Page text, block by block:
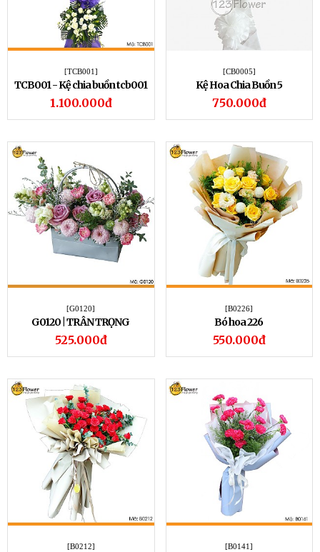
[TCB001]
TCB001 - Kệ chia buồn tcb001
1.100.000đ
[CB0005]
Kệ Hoa Chia Buồn 5
750.000đ
[G0120]
G0120 | TRÂN TRỌNG
525.000đ
[B0226]
Bó hoa 226
550.000đ
[B0212] [B0141]